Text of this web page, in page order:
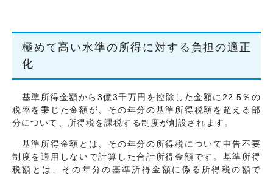
極めて高い水準の所得に対する負担の適正
化
基準所得金額から3億3千万円を控除した金額に22.5％の
税率を乗じた金額が、その年分の基準所得税額を超える部
分について、所得税を課税する制度が創設されます。
基準所得金額とは、その年分の所得税について申告不要
制度を適用しないで計算した合計所得金額です。基準所得
税額とは、その年分の基準所得金額に係る所得税の額で